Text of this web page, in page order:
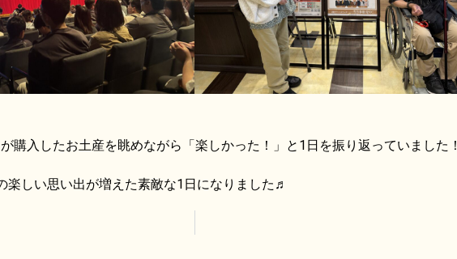
購入したお土産を眺めながら「楽しかった！」と1日を振り返っていました！
楽しい思い出が増えた素敵な1日になりました♬